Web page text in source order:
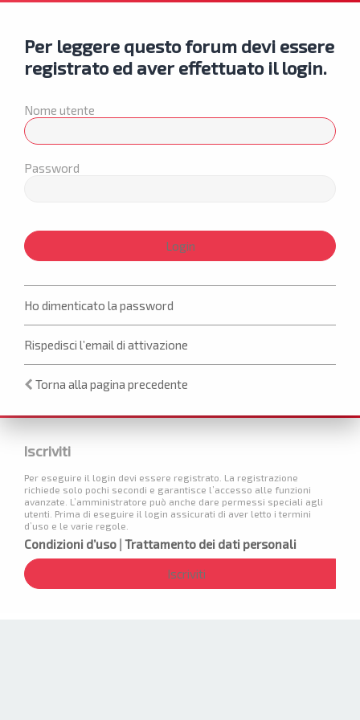
Per leggere questo forum devi essere
registrato ed aver effettuato il login.
Nome utente
Password
Ho dimenticato la password
Rispedisci l’email di attivazione
Torna alla pagina precedente
Iscriviti
Per eseguire il login devi essere registrato. La registrazione
richiede solo pochi secondi e garantisce l’accesso alle funzioni
avanzate. L’amministratore può anche dare permessi speciali agli
utenti. Prima di eseguire il login assicurati di aver letto i termini
d’uso e le varie regole.
Condizioni d’uso | Trattamento dei dati personali
Iscriviti